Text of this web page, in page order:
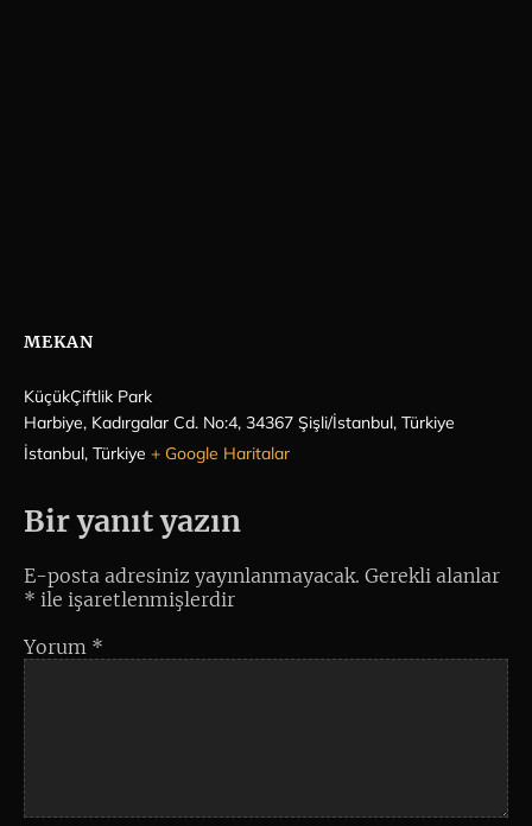
MEKAN
KüçükÇiftlik Park
Harbiye, Kadırgalar Cd. No:4, 34367 Şişli/İstanbul, Türkiye
İstanbul, Türkiye + Google Haritalar
Bir yanıt yazın
E-posta adresiniz yayınlanmayacak. Gerekli alanlar
* ile işaretlenmişlerdir
Yorum *